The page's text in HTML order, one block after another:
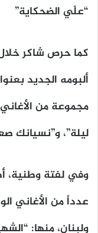
“علّي الضحكاية”
كما حرص شاكر
ألبومه الجديد
مجموعة من
ليلة”، و”نسيانك
وفي لفتة وطنية،
عدداً من الأغاني
ولبنان، منها: